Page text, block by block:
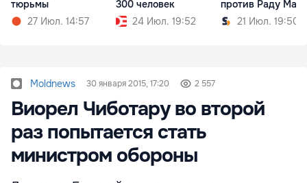
тюрьмы
27 Июл. 14:57
300 человек
24 Июл. 19:52
против Раду
по делу MoldATSA
21 Июл. 19:50
Moldnews 30 января 2015, 17:20 2 557
Виорел Чиботару во второй
раз попытается стать
министром обороны